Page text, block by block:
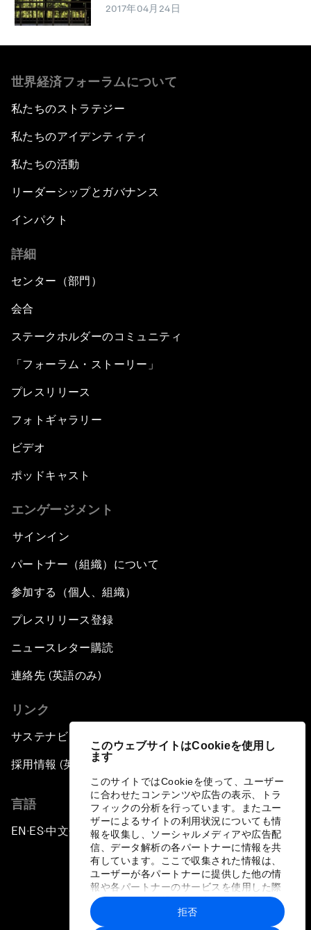
このウェブサイトはCookieを使用し
ます
このサイトではCookieを使って、ユーザー
に合わせたコンテンツや広告の表示、トラ
フィックの分析を行っています。またユー
ザーによるサイトの利用状況についても情
報を収集し、ソーシャルメディアや広告配
信、データ解析の各パートナーに情報を共
有しています。ここで収集された情報は、
ユーザーが各パートナーに提供した他の情
報や各パートナーのサービスを使用した際
に収集された情報と組み合わされ、各パー
トナーによって使用されることがありま
す。
拒否
2017年04月24日
世界経済フォーラムについて
私たちのストラテジー
私たちのアイデンティティ
私たちの活動
リーダーシップとガバナンス
インパクト
詳細
センター（部門）
会合
ステークホルダーのコミュニティ
「フォーラム・ストーリー」
プレスリリース
フォトギャラリー
ビデオ
ポッドキャスト
エンゲージメント
サインイン
パートナー（組織）について
参加する（個人、組織）
プレスリリース登録
ニュースレター購読
連絡先 (英語のみ)
リンク
サステナビリティへの取り組み
採用情報 (英語のみ)
言語
EN ▪ES▪中文▪ 日本語
プライバシーポリシーと利用規約